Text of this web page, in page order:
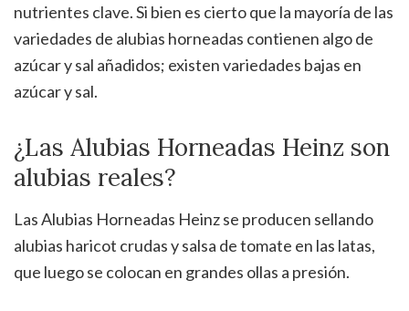
nutrientes clave. Si bien es cierto que la mayoría de las
variedades de alubias horneadas contienen algo de
azúcar y sal añadidos; existen variedades bajas en
azúcar y sal.
¿Las Alubias Horneadas Heinz son
alubias reales?
Las Alubias Horneadas Heinz se producen sellando
alubias haricot crudas y salsa de tomate en las latas,
que luego se colocan en grandes ollas a presión.